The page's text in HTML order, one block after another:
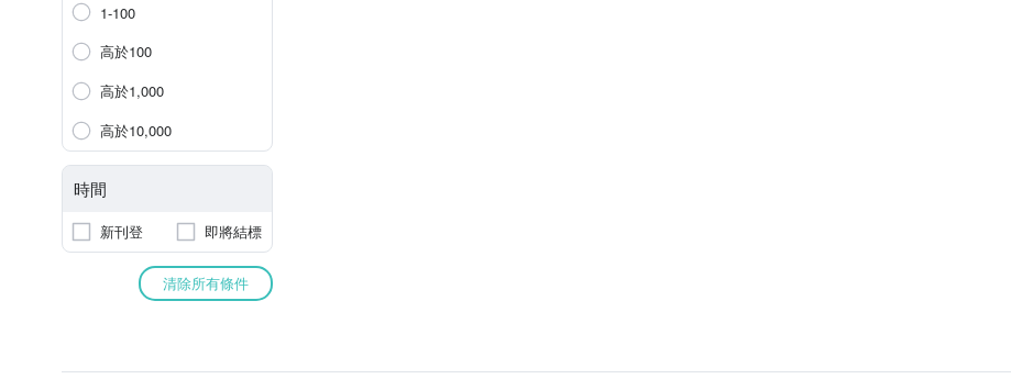
1-100
高於100
高於1,000
高於10,000
時間
新刊登 即將結標
清除所有條件